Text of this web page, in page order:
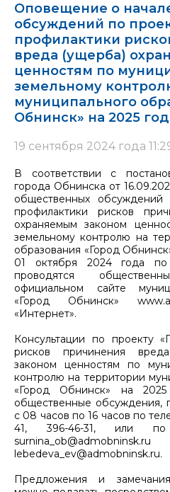
Оповещение о
обсуждений по
профилактики
вреда (ущерба)
ценностям по
земельному
муниципального
Обнинск» на 2025
19 сентября 2024 года
В соответствии с
города Обнинска от
общественных
профилактики рисков
охраняемым законом
земельному контролю на
образования «Город
01 октября 2024 года
проводятся
официальном сайте
«Город Обнинск»
«Интернет».
Консультации по проекту
рисков причинения
законом ценностям по
контролю на территории
«Город Обнинск» на
общественные обсуждения,
с 08 часов по 16 часов по
41, 396-46-31, или по
lebedeva_ev@admobninsk.ru.
Предложения и